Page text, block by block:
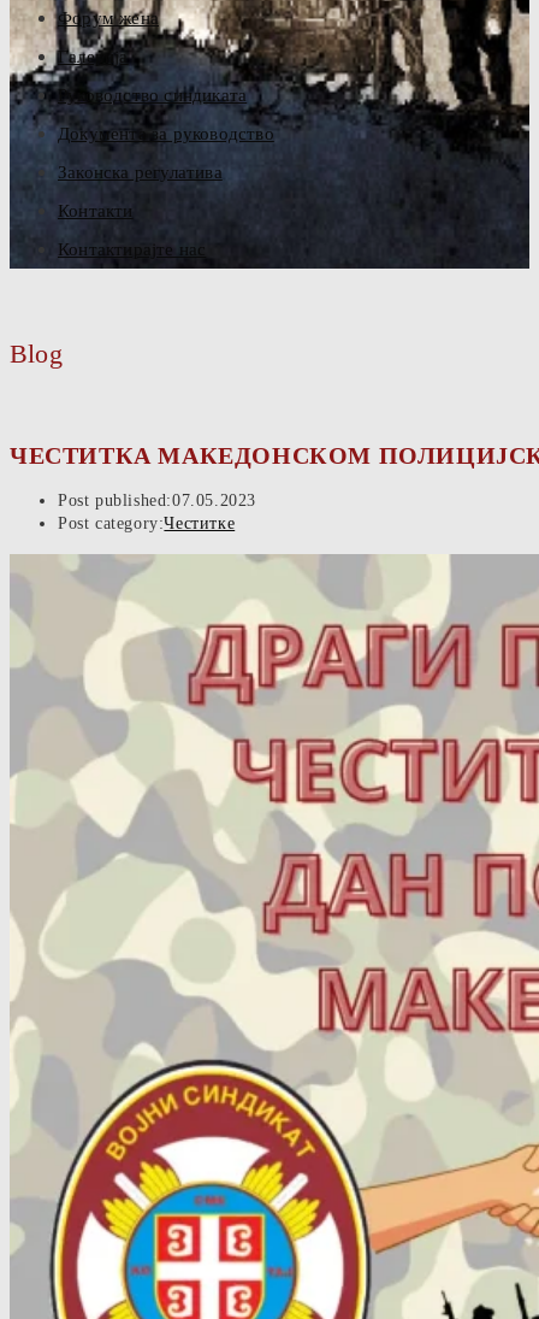
Форум жена
Галерија
Руководство синдиката
Документа за руководство
Законска регулатива
Контакти
Контактирајте нас
Blog
ЧЕСТИТКА МАКЕДОНСКОМ
Post published:07.05.2023
Post category:Честитке